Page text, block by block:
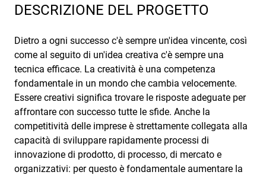
DESCRIZIONE DEL PROGETTO
Dietro a ogni successo c'è sempre un'idea vincente, così
come al seguito di un'idea creativa c'è sempre una
tecnica efficace. La creatività è una competenza
fondamentale in un mondo che cambia velocemente.
Essere creativi significa trovare le risposte adeguate per
affrontare con successo tutte le sfide. Anche la
competitività delle imprese è strettamente collegata alla
capacità di sviluppare rapidamente processi di
innovazione di prodotto, di processo, di mercato e
organizzativi: per questo è fondamentale aumentare la